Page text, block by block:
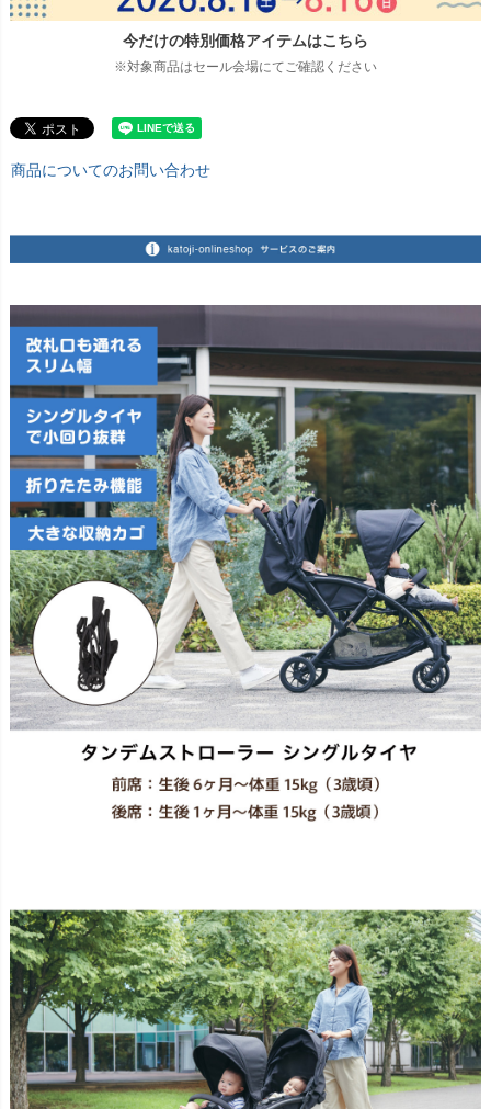
今だけの特別価格アイテムはこちら
※対象商品はセール会場にてご確認ください
商品についてのお問い合わせ